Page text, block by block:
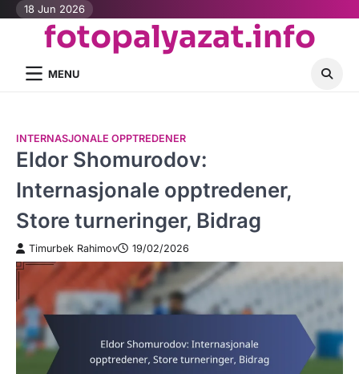
Skip18 Jun 2026
fotopalyazat.info
MENU
INTERNASJONALE OPPTREDENER
Eldor Shomurodov:
Internasjonale opptredener,
Store turneringer, Bidrag
Timurbek Rahimov 19/02/2026